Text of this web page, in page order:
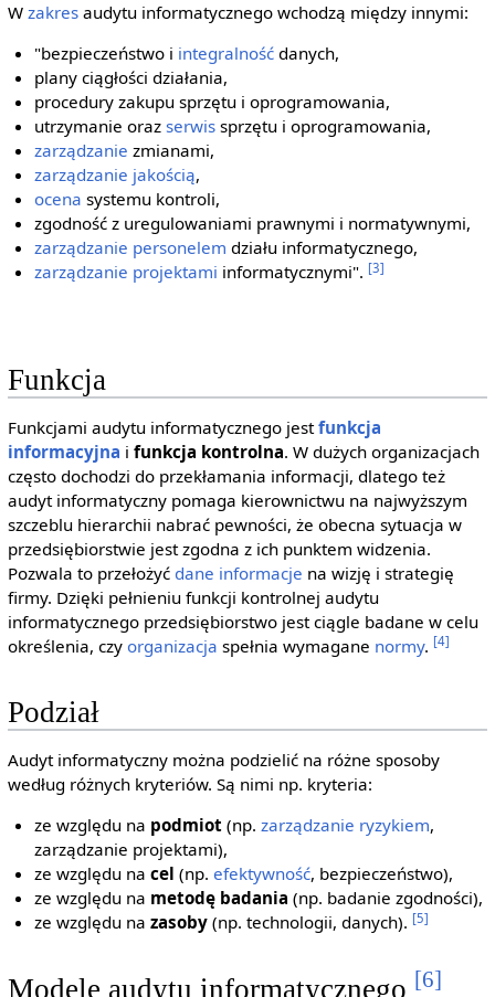
W zakresaudytu informatycznego wchodzą między innymi:
"bezpieczeństwo i integralność danych,
plany ciągłości działania,
procedury zakupu sprzętu i oprogramowania,
utrzymanie orazserwis sprzętu i oprogramowania,
zarządzanie zmianami,
zarządzanie jakością,
ocena systemu kontroli,
zgodność z uregulowaniami prawnymi i normatywnymi,
zarządzanie personelem działu informatycznego,
zarządzanie projektami informatycznymi". [3]
Funkcja
Funkcjami audytu informatycznego jestfunkcja
informacyjna i funkcja kontrolna. W dużych organizacjach
często dochodzi do przekłamania informacji, dlatego też
audyt informatyczny pomaga kierownictwu na najwyższym
szczeblu hierarchii nabrać pewności, że obecna sytuacja w
przedsiębiorstwie jest zgodna z ich punktem widzenia.
Pozwala to przełożyć dane informacje na wizję i strategię
firmy. Dzięki pełnieniu funkcji kontrolnej audytu
informatycznego przedsiębiorstwo jest ciągle badane w celu
określenia, czy organizacja spełnia wymagane normy. [4]
Podział
Audyt informatyczny można podzielić na różne sposoby
według różnych kryteriów. Są nimi np. kryteria:
ze względu na podmiot (np.zarządzanie ryzykiem,
zarządzanie projektami),
ze względu nacel (np.efektywność, bezpieczeństwo),
ze względu na metodę badania (np. badanie zgodności),
ze względu nazasoby (np. technologii, danych). [5]
Modele audytu informatycznego [6]